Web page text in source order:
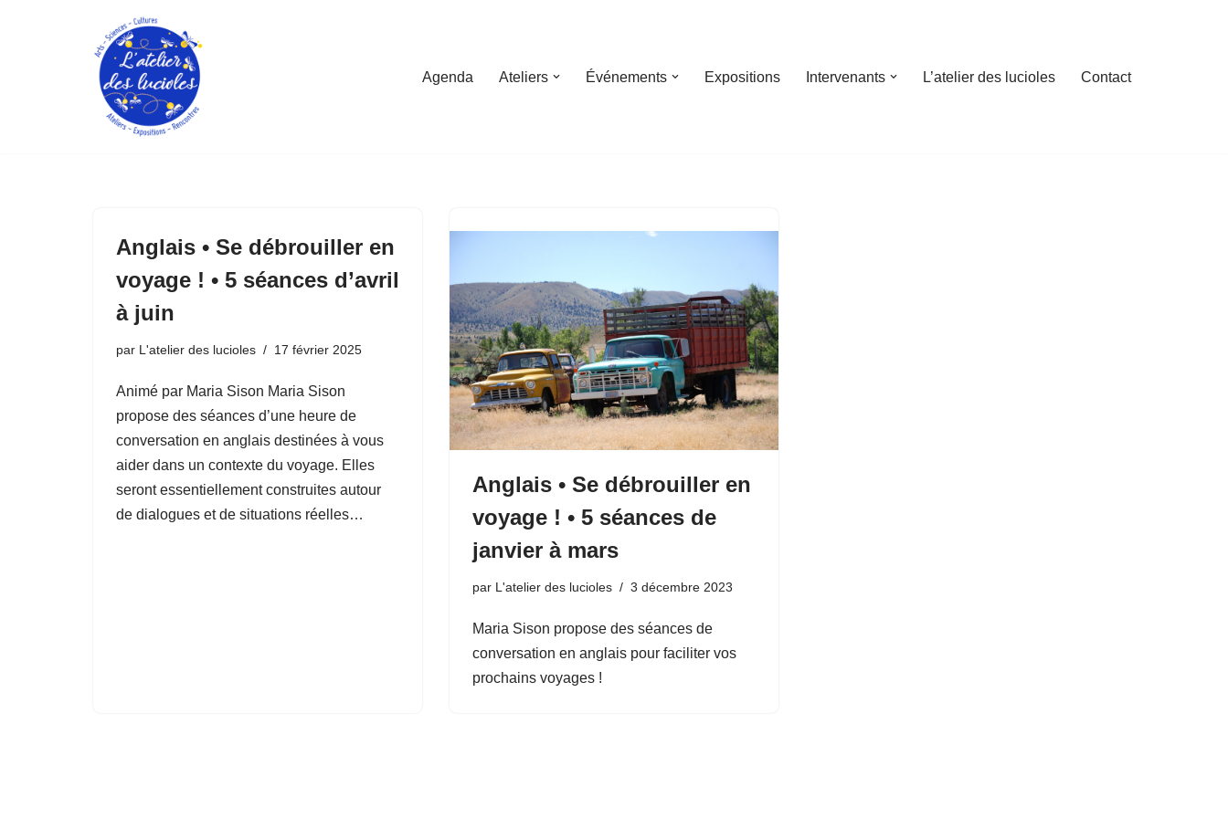
Agenda Ateliers Événements Expositions Intervenants L’atelier des lucioles Contact
Anglais • Se débrouiller en
voyage ! • 5 séances d’avril
à juin
par L'atelier des lucioles 17 février 2025
Animé par Maria Sison Maria Sison
propose des séances d’une heure de
conversation en anglais destinées à vous
aider dans un contexte du voyage. Elles
seront essentiellement construites autour
de dialogues et de situations réelles…
Anglais • Se débrouiller en
voyage ! • 5 séances de
janvier à mars
par L'atelier des lucioles 3 décembre 2023
Maria Sison propose des séances de
conversation en anglais pour faciliter vos
prochains voyages !